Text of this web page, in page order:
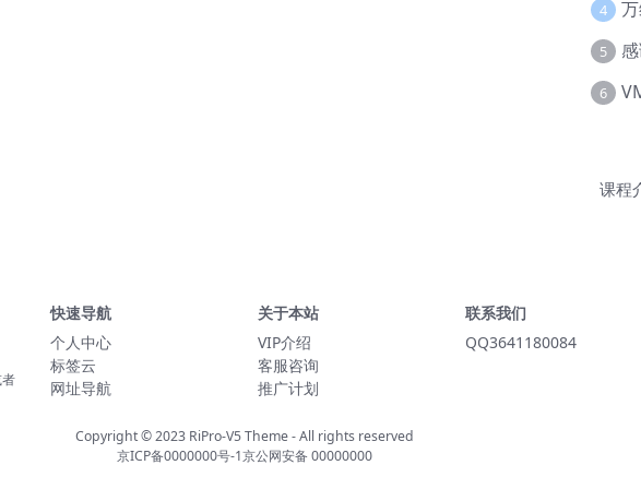
4
5
6
课程
快速导航
个人中心
标签云
网址导航
关于本站
VIP介绍
客服咨询
推广计划
联系我们
QQ3641180084
Copyright © 2023 RiPro-V5 Theme- All rights reserved
京ICP备0000000号-1京公网安备 00000000